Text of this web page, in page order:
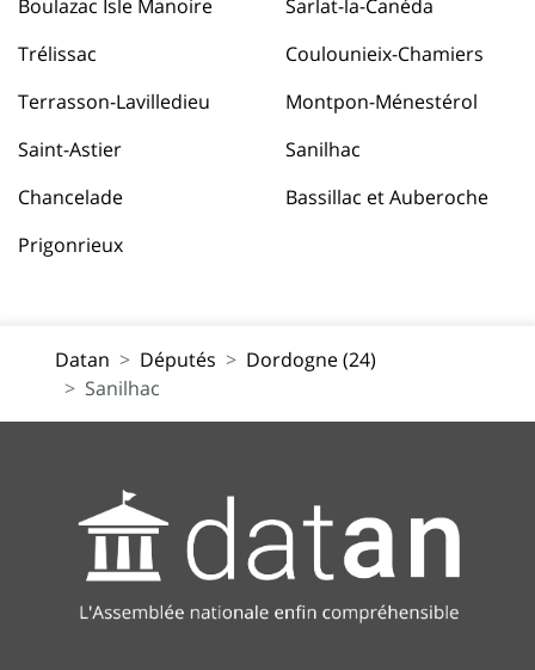
Boulazac Isle Manoire
Sarlat-la-Canéda
Trélissac
Coulounieix-Chamiers
Terrasson-Lavilledieu
Montpon-Ménestérol
Saint-Astier
Sanilhac
Chancelade
Bassillac et Auberoche
Prigonrieux
Datan Députés
Dordogne (24)
Sanilhac